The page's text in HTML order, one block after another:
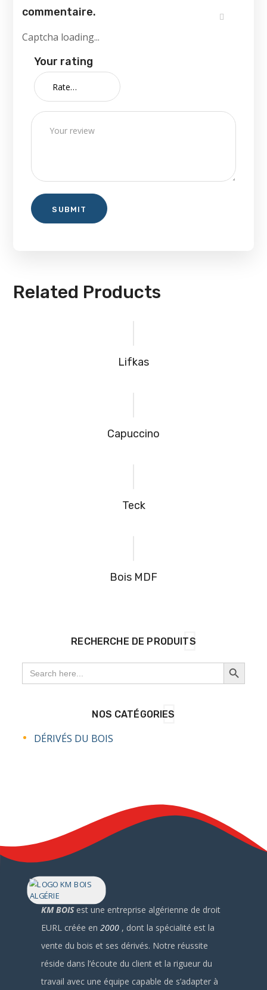
commentaire.
Captcha loading...
Your rating
Related Products
Lifkas
Capuccino
Teck
Bois MDF
RECHERCHE DE PRODUITS
Search
for:
SEARCH BUTTON
NOS CATÉGORIES
DÉRIVÉS DU BOIS
KM BOISest une entreprise algérienne de droit
EURL créée en2000 , dont la spécialité est la
vente du bois et ses dérivés. Notre réussite
réside dans l’écoute du client et la rigueur du
travail avec une équipe capable de s’adapter à